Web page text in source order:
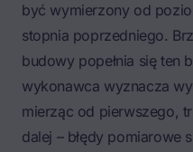
być wymierzony od
stopnia poprzedniego.
budowy popełnia się ten
wykonawca wyznacza
mierząc od pierwszego,
dalej – błędy pomiarowe